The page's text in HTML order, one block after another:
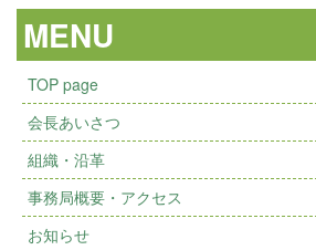
MENU
TOP page
会長あいさつ
組織・沿革
事務局概要・アクセス
お知らせ